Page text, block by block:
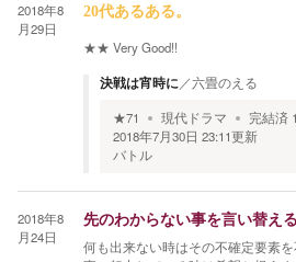
2018年8
月29日
20代あるある。
★★ Very Good!!
決戦は宵時に／六畳のえる
★71 現代ドラマ 完結済 1
2018年7月30日 23:11更新
バトル
2018年8
月24日
先のわからない事を言い替え
何も出来ない時はその不確定要素